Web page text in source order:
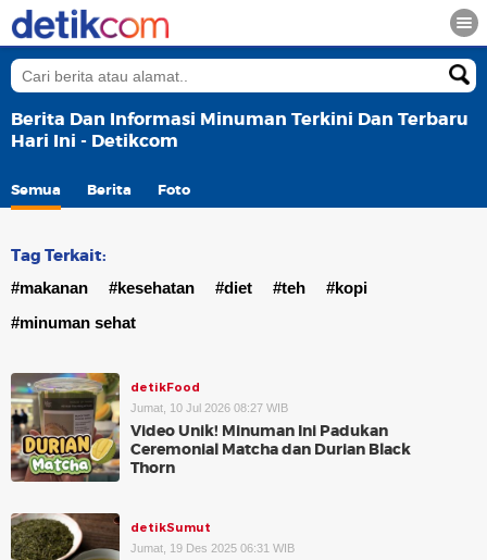
Berita Dan Informasi Minuman Terkini Dan Terbaru
Hari Ini - Detikcom
Semua Berita Foto
Tag Terkait:
#makanan #kesehatan #diet #teh
#kopi
#minuman sehat
detikFood
Jumat, 10 Jul 2026 08:27 WIB
Video Unik! Minuman Ini Padukan
Ceremonial Matcha dan Durian Black
Thorn
detikSumut
Jumat, 19 Des 2025 06:31 WIB